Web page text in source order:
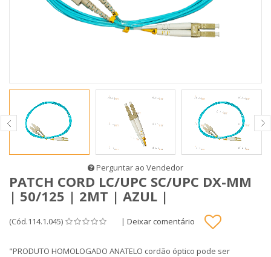
Perguntar ao Vendedor
PATCH CORD LC/UPC SC/UPC DX-MM
| 50/125 | 2MT | AZUL |
(Cód.114.1.045) | Deixar comentário
"PRODUTO HOMOLOGADO ANATELO cordão óptico pode ser